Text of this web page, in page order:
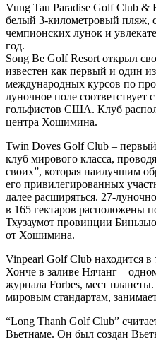
Vung Tau Paradise Golf Club &
белый 3-километровый пляж,
чемпионских лунок и
год.
Song Be Golf Resort открыл
известен как первый и один
международных курсов по
луночное поле соответствует
гольфистов США. Клуб
центра Хошимина.
Twin Doves Golf Club –
клуб мирового класса,
своих”, которая наилучшим
его привилегированных
далее расширяться. 27-
в 165 гектаров расположены
Тхузаумот провинции
от Хошимина.
Vinpearl Golf Club находится в
Хонче в заливе Нячанг –
журнала Forbes, мест
мировым стандартам,
“Long Thanh Golf Club”
Вьетнаме. Он был создан